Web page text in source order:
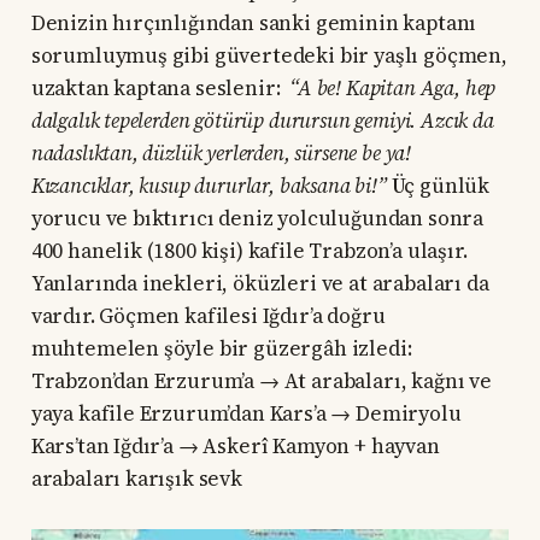
Denizin hırçınlığından sanki geminin kaptanı
sorumluymuş gibi güvertedeki bir yaşlı göçmen,
uzaktan kaptana seslenir: “A be! Kapitan Aga, hep
dalgalık tepelerden götürüp durursun gemiyi. Azcık da
nadaslıktan, düzlük yerlerden, sürsene be ya!
Kızancıklar, kusup dururlar, baksana bi!”Üç günlük
yorucu ve bıktırıcı deniz yolculuğundan sonra
400 hanelik (1800 kişi) kafile Trabzon’a ulaşır.
Yanlarında inekleri, öküzleri ve at arabaları da
vardır. Göçmen kafilesi Iğdır’a doğru
muhtemelen şöyle bir güzergâh izledi:
Trabzon’dan Erzurum’a → At arabaları, kağnı ve
yaya kafile Erzurum’dan Kars’a → Demiryolu
Kars’tan Iğdır’a → Askerî Kamyon + hayvan
arabaları karışık sevk